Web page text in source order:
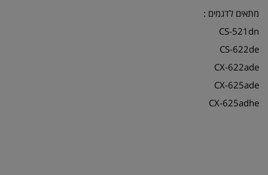
מתאים לדגמים :
CS-521dn
CS-622de
CX-622ade
CX-625ade
CX-625adhe